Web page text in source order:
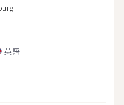
英語